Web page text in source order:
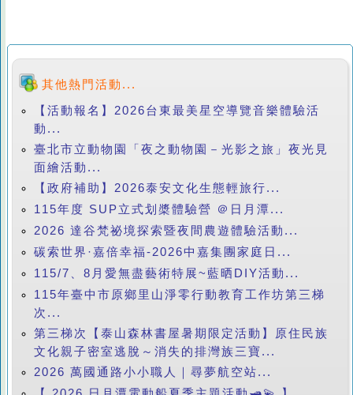
其他熱門活動...
【活動報名】2026台東最美星空導覽音樂體驗活
動...
臺北市立動物園「夜之動物園－光影之旅」夜光見
面繪活動...
【政府補助】2026泰安文化生態輕旅行...
115年度 SUP立式划槳體驗營 ＠日月潭...
2026 達谷梵祕境探索暨夜間農遊體驗活動...
碳索世界·嘉倍幸福-2026中嘉集團家庭日...
115/7、8月愛無盡藝術特展~藍晒DIY活動...
115年臺中市原鄉里山淨零行動教育工作坊第三梯
次...
第三梯次【泰山森林書屋暑期限定活動】原住民族
文化親子密室逃脫～消失的排灣族三寶...
2026 萬國通路小小職人｜尋夢航空站...